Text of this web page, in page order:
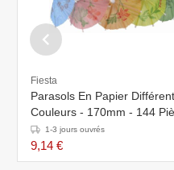
Fiesta
Parasols En Papier
Couleurs - 170mm - 144
1-3 jours ouvrés
9,14 €